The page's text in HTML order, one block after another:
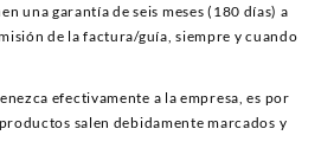
una garantía de seis meses (180 días) a
de la factura/guía, siempre y cuando
efectivamente a la empresa, es por
salen debidamente marcados y